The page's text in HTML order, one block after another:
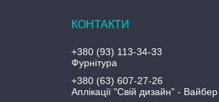
+380 (93) 113-34-33
Фурнітура
+380 (63) 607-27-26
Аплікації "Свій дизайн" - Вайбер